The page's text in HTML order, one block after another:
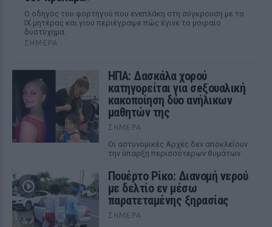
Ο οδηγός του φορτηγού που ενεπλάκη στη σύγκρουση με το
ΙΧ μητέρας και γιου περιέγραψε πώς έγινε το μοιραίο
δυστύχημα.
ΣΉΜΕΡΑ
ΗΠΑ: Δασκάλα χορού
κατηγορείται για σeξουαλική
κακοποίηση δύο ανήλικων
μαθητών της
ΣΉΜΕΡΑ
Οι αστυνομικές Αρχές δεν αποκλείουν
την ύπαρξη περισσότερων θυμάτων
Πουέρτο Ρίκο: Διανομή νερού
με δελτίο εν μέσω
παρατεταμένης ξηρασίας
ΣΉΜΕΡΑ